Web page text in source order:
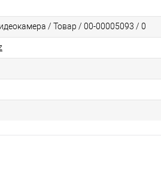
/ Товар / 00-00005093 / 0